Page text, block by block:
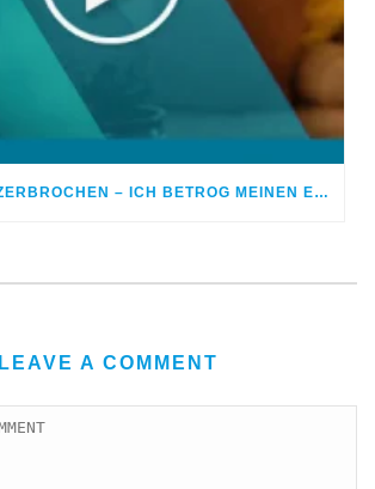
VERTRAUEN ZERBROCHEN – ICH BETROG MEINEN EHEPARTNER
LEAVE A COMMENT